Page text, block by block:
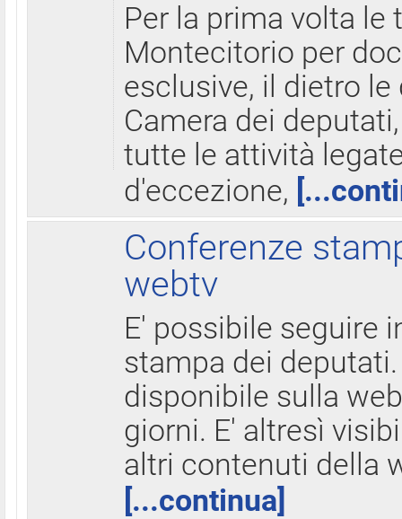
Per la prima volta le
Montecitorio per
esclusive, il dietro
Camera dei
tutte le attività
d'eccezione,
Conferenze
webtv
E' possibile seguire
stampa dei
disponibile sulla
giorni. E' altresì
altri contenuti della
[...continua]